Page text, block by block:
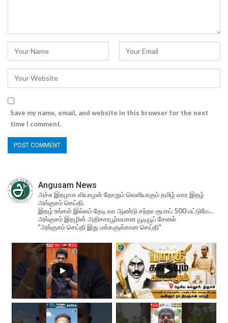
Save my name, email, and website in this browser for the next
time I comment.
Angusam News
அச்சு இதழாக வியாழன் தோறும் வெளியாகும் தமிழ் வார இதழ்
அங்குசம் செய்தி.
இதழ் உங்கள் இல்லம் தேடி வர ஆண்டு சந்தா ரூபாய் 500 மட்டுமே...
அங்குசம் இதழின் அதிகாரபூர்வமான யூடியூப் சேனல்
"அங்குசம் செய்தி இது மக்களுக்கான செய்தி"